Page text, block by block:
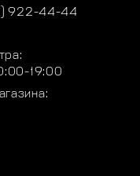
922-44-44
19:00